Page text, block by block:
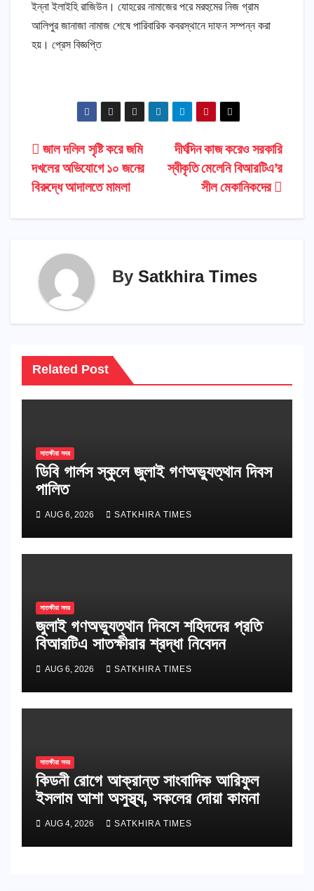
ইন্না ইলাইহি রাজিউন। যোহরের নামাজের পরে মরহুমের নিজ গ্রাম
আলিপুর জানাজা নামাজ শেষে পারিবারিক কবরস্থানে দাফন সম্পন্ন করা
হয়। প্রেস বিজ্ঞপ্তি
Post
navigation
দীর্ঘদিন কাজ করেও সরকারি
স্বীকৃতি মেলেনি বিআরটিএ’র
সীল মেকানিকদের
জাল দলিল সৃষ্টি করে জমি
দখলের অভিযোগে ১০ জনের
বিরুদ্ধে আদালতে মামলা
By Satkhira Times
Related Post
সাতক্ষীরা সদর
ডিবি গার্লস স্কুলে জুলাই গণঅভ্যুত্থান দিবস
পালিত
AUG 6, 2026 SATKHIRA TIMES
সাতক্ষীরা সদর
জুলাই গণঅভ্যুত্থান দিবসে শহিদদের প্রতি
বিআরটিএ সাতক্ষীরার শ্রদ্ধা নিবেদন
AUG 6, 2026 SATKHIRA TIMES
সাতক্ষীরা সদর
কিডনী রোগে আক্রান্ত সাংবাদিক আরিফুল
ইসলাম আশা অসুস্থ্য, সকলের দোয়া কামনা
AUG 4, 2026 SATKHIRA TIMES